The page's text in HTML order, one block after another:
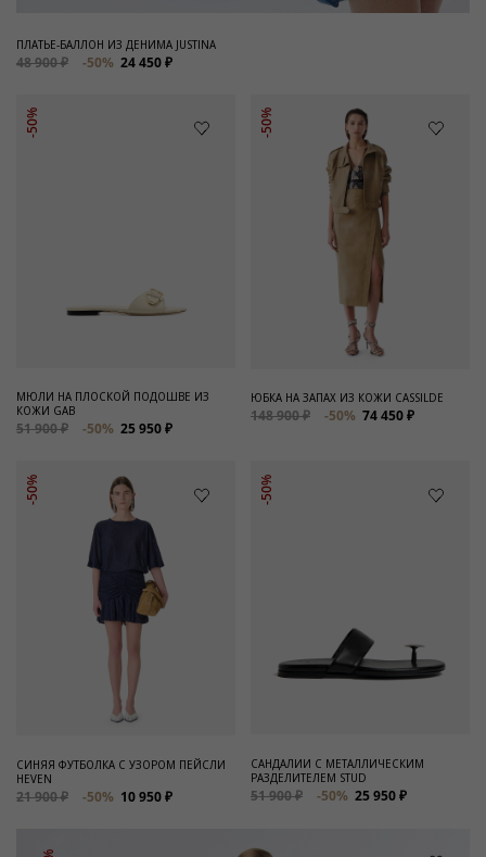
ПЛАТЬЕ-БАЛЛОН ИЗ ДЕНИМА JUSTINA
48 900 ₽ -50% 24 450 ₽
-50%
МЮЛИ НА ПЛОСКОЙ ПОДОШВЕ ИЗ
КОЖИ GAB
51 900 ₽ -50% 25 950 ₽
-50%
ЮБКА НА ЗАПАХ ИЗ КОЖИ CASSILDE
148 900 ₽ -50% 74 450 ₽
-50%
СИНЯЯ ФУТБОЛКА С УЗОРОМ ПЕЙСЛИ
HEVEN
21 900 ₽ -50% 10 950 ₽
-50%
САНДАЛИИ С МЕТАЛЛИЧЕСКИМ
РАЗДЕЛИТЕЛЕМ STUD
51 900 ₽ -50% 25 950 ₽